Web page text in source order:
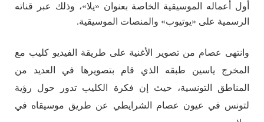
أول أعماله الموسيقية الخاصة بعنوان «يلا»، وذلك عبر قناته
الرسمية على «يوتيوب» والمنصات الموسيقية.
وانتهى عصام من تصوير الأغنية على طريقة الفيديو كليب مع
المخرج ياسين طبقه الذي قام بتصويرها في العديد من
المناطق التونسية، حيث إن فكرة الكليب تدور حول رؤية
لتونس في عيون عصام الشرايطي عن طريق موسيقاه في